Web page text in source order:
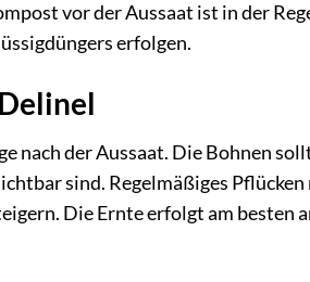
vor der Aussaat ist in der
erfolgen.
nach der Aussaat. Die Bohnen
sind. Regelmäßiges
Die Ernte erfolgt am besten